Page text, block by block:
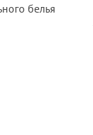
белья